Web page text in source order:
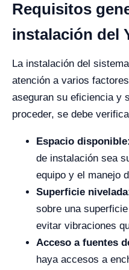
Requisitos
instalación del
La instalación del
atención a varios
aseguran su eficiencia y
proceder, se debe
Espacio disponible:
de instalación sea
equipo y el manejo
Superficie
sobre una
evitar vibraciones
Acceso a fuentes
haya accesos a